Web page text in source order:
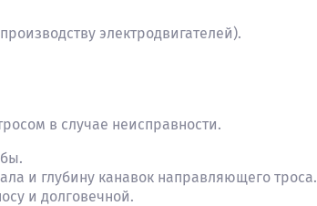
электродвигателей).
в случае неисправности.
и глубину канавок направляющего троса.
и долговечной.